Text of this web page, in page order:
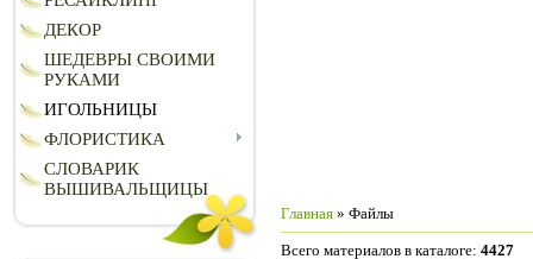
ДЕКОР
ШЕДЕВРЫ СВОИМИ
РУКАМИ
ИГОЛЬНИЦЫ
ФЛОРИСТИКА
СЛОВАРИК
ВЫШИВАЛЬЩИЦЫ
Главная » Файлы
Всего материалов в каталоге: 4427